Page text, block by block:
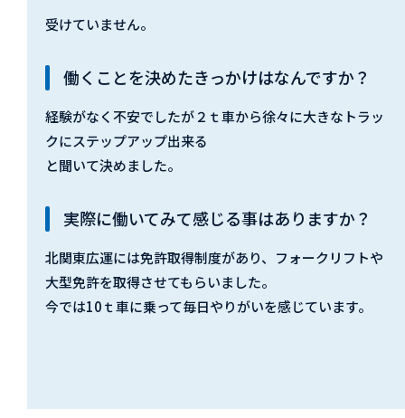
受けていません。
働くことを決めたきっかけはなんですか？
経験がなく不安でしたが２ｔ車から徐々に大きなトラッ
クにステップアップ出来る
と聞いて決めました。
実際に働いてみて感じる事はありますか？
北関東広運には免許取得制度があり、フォークリフトや
大型免許を取得させてもらいました。
今では10ｔ車に乗って毎日やりがいを感じています。